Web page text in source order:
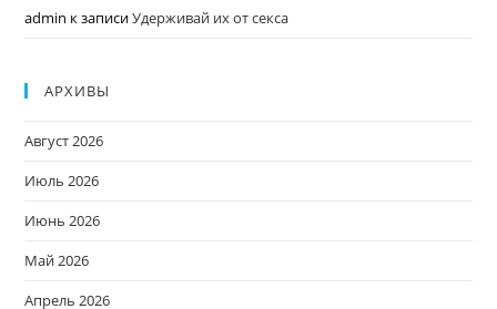
admin к записиУдерживай их от секса
АРХИВЫ
Август 2026
Июль 2026
Июнь 2026
Май 2026
Апрель 2026